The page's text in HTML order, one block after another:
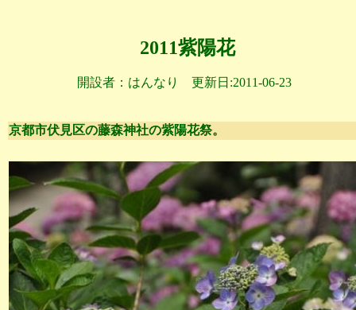
2011紫陽花
開設者：はんなり 更新日:2011-06-23
京都市伏見区の藤森神社の紫陽花祭。